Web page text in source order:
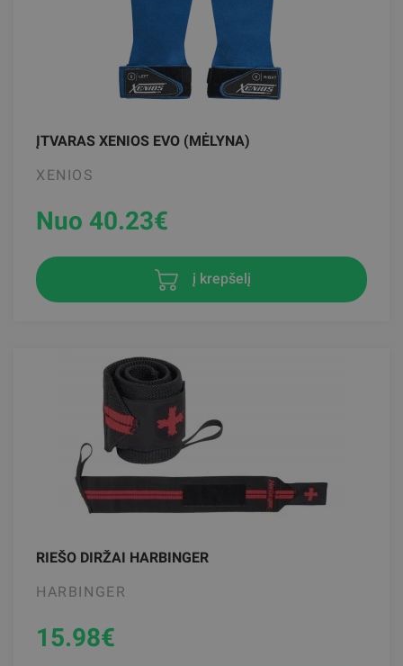
ĮTVARAS XENIOS EVO (MĖLYNA)
XENIOS
Nuo 40.23€
į krepšelį
RIEŠO DIRŽAI HARBINGER
HARBINGER
15.98€